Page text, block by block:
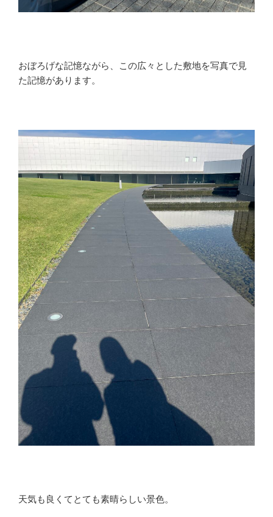
おぼろげな記憶ながら、この広々とした敷地を写真で見
た記憶があります。
天気も良くてとても素晴らしい景色。